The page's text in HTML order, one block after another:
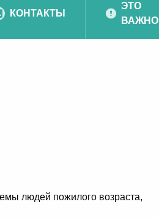
КОНТАКТЫ
ЭТО
ВАЖНО
людей пожилого возраста,